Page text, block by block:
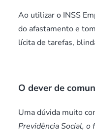
Ao utilizar o INSS
do afastamento e
lícita de tarefas,
O dever de
Uma dúvida muito
Previdência Social, o